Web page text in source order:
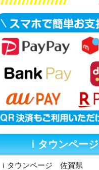
ｉタウンページ
ｉタウンページ 佐賀県